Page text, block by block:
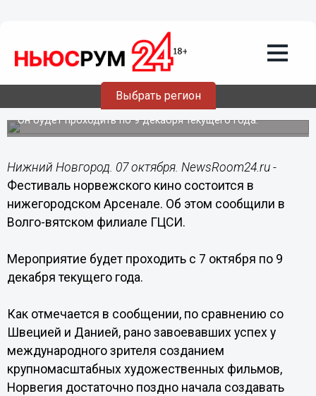
Выбрать регион
Фестиваль норвежского кино
состоится в нижегородском Арсенале
Он будет проходить по 9 декабря текущего года.
Нижний Новгород. 07 октября. NewsRoom24.ru -
Фестиваль норвежского кино состоится в
нижегородском Арсенале. Об этом сообщили в
Волго-вятском филиале ГЦСИ.
Мероприятие будет проходить с 7 октября по 9
декабря текущего года.
Как отмечается в сообщении, по сравнению со
Швецией и Данией, рано завоевавших успех у
международного зрителя созданием
крупномасштабных художественных фильмов,
Норвегия достаточно поздно начала создавать